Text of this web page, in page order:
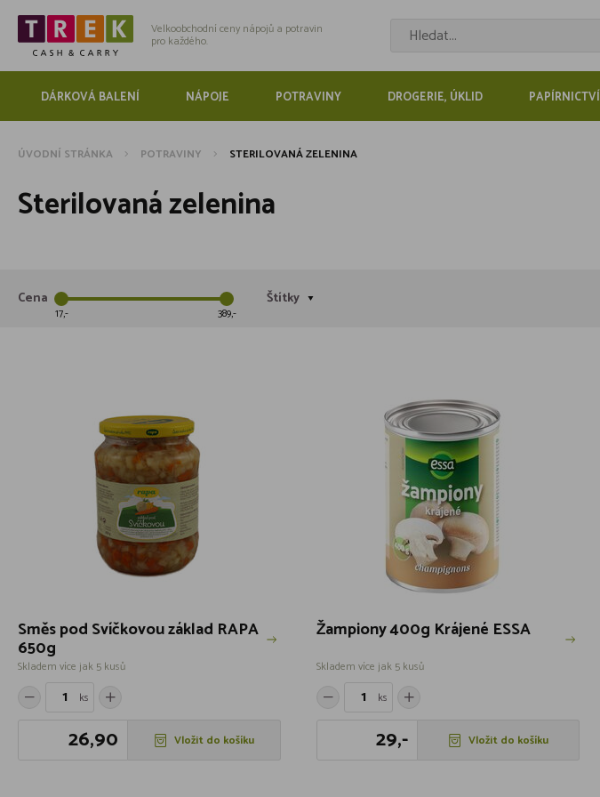
Velkoobchodní ceny nápojů a potravin
pro každého.
DÁRKOVÁ BALENÍ NÁPOJE POTRAVINY DROGERIE, ÚKLID PAPÍRNICTVÍ
ÚVODNÍ STRÁNKA POTRAVINY STERILOVANÁ ZELENINA
Sterilovaná zelenina
Cena
17 389
Štítky
Směs pod Svíčkovou základ RAPA
650g
Skladem více jak 5 kusů
ks
26,90 Vložit do košíku
Žampiony 400g Krájené ESSA
Skladem více jak 5 kusů
ks
29,- Vložit do košíku